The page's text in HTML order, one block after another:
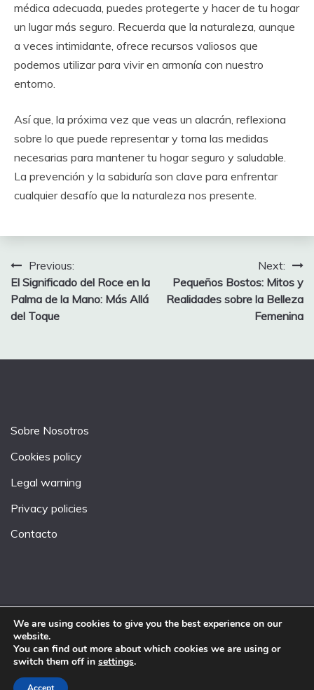
médica adecuada, puedes protegerte y hacer de tu hogar
un lugar más seguro. Recuerda que la naturaleza, aunque
a veces intimidante, ofrece recursos valiosos que
podemos utilizar para vivir en armonía con nuestro
entorno.
Así que, la próxima vez que veas un alacrán, reflexiona
sobre lo que puede representar y toma las medidas
necesarias para mantener tu hogar seguro y saludable.
La prevención y la sabiduría son clave para enfrentar
cualquier desafío que la naturaleza nos presente.
Post
navigation
Previous:
El Significado del Roce en la
Palma de la Mano: Más Allá
del Toque
Next:
Pequeños Bostos: Mitos y
Realidades sobre la Belleza
Femenina
Sobre Nosotros
Cookies policy
Legal warning
Privacy policies
Contacto
Proudly powered by WordPress
Theme: Fairy by
We are using cookies to give you the best experience on our
website.
You can find out more about which cookies we are using or
switch them off in settings.